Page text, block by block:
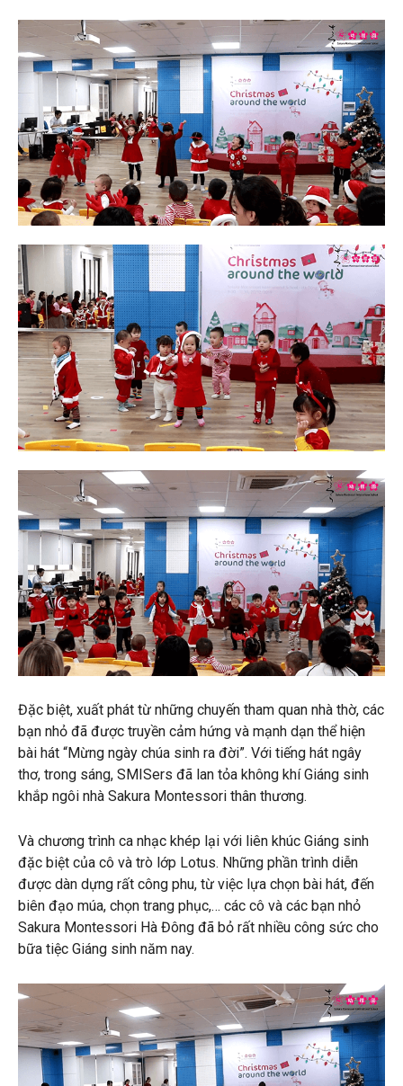
Đặc biệt, xuất phát từ những chuyến tham quan nhà thờ, các
bạn nhỏ đã được truyền cảm hứng và mạnh dạn thể hiện
bài hát “Mừng ngày chúa sinh ra đời”. Với tiếng hát ngây
thơ, trong sáng, SMISers đã lan tỏa không khí Giáng sinh
khắp ngôi nhà Sakura Montessori thân thương.
Và chương trình ca nhạc khép lại với liên khúc Giáng sinh
đặc biệt của cô và trò lớp Lotus. Những phần trình diễn
được dàn dựng rất công phu, từ việc lựa chọn bài hát, đến
biên đạo múa, chọn trang phục,… các cô và các bạn nhỏ
Sakura Montessori Hà Đông đã bỏ rất nhiều công sức cho
bữa tiệc Giáng sinh năm nay.